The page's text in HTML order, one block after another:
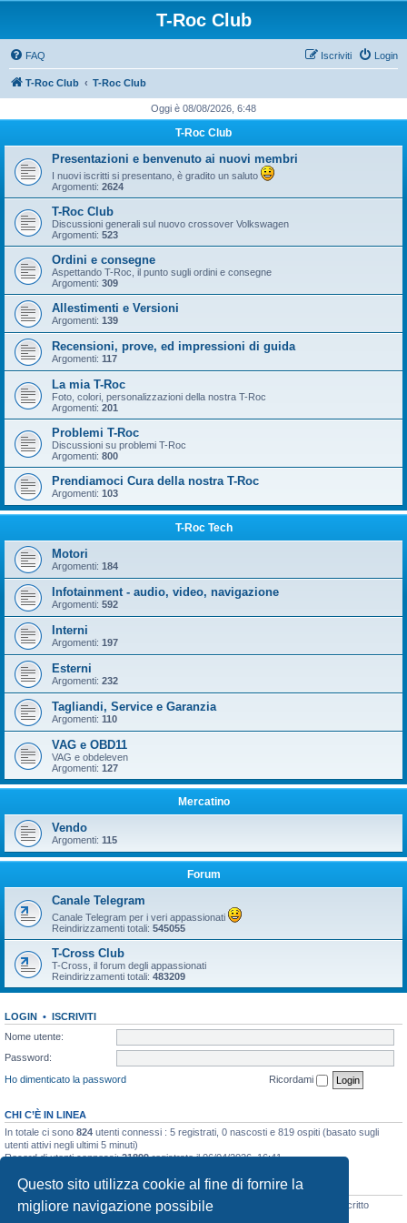
Questo sito utilizza cookie al fine di fornire la
migliore navigazione possibile
T-Roc Club
FAQ Login
Iscriviti
T-Roc Club T-Roc Club
Oggi è 08/08/2026, 6:48
T-Roc Club
Presentazioni e benvenuto ai nuovi membri
I nuovi iscritti si presentano, è gradito un saluto
Argomenti: 2624
T-Roc Club
Discussioni generali sul nuovo crossover Volkswagen
Argomenti: 523
Ordini e consegne
Aspettando T-Roc, il punto sugli ordini e consegne
Argomenti: 309
Allestimenti e Versioni
Argomenti: 139
Recensioni, prove, ed impressioni di guida
Argomenti: 117
La mia T-Roc
Foto, colori, personalizzazioni della nostra T-Roc
Argomenti: 201
Problemi T-Roc
Discussioni su problemi T-Roc
Argomenti: 800
Prendiamoci Cura della nostra T-Roc
Argomenti: 103
T-Roc Tech
Motori
Argomenti: 184
Infotainment - audio, video, navigazione
Argomenti: 592
Interni
Argomenti: 197
Esterni
Argomenti: 232
Tagliandi, Service e Garanzia
Argomenti: 110
VAG e OBD11
VAG e obdeleven
Argomenti: 127
Mercatino
Vendo
Argomenti: 115
Forum
Canale Telegram
Canale Telegram per i veri appassionati
Reindirizzamenti totali: 545055
T-Cross Club
T-Cross, il forum degli appassionati
Reindirizzamenti totali: 483209
LOGIN • ISCRIVITI
Nome utente:
Password:
Ho dimenticato la password
Ricordami
CHI C’È IN LINEA
In totale ci sono 824 utenti connessi : 5 registrati, 0 nascosti e 819 ospiti (basato sugli
utenti attivi negli ultimi 5 minuti)
Record di utenti connessi:21899registrato il 06/04/2026, 16:41
STATISTICHE
Totale messaggi48133• Totale argomenti 3073• Totale iscritti
• Ultimo iscritto
Wolf 1772